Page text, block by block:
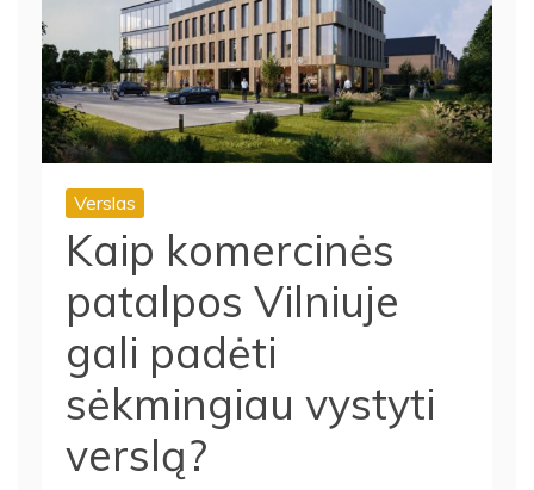
Verslas
Kaip komercinės
patalpos Vilniuje
gali padėti
sėkmingiau vystyti
verslą?